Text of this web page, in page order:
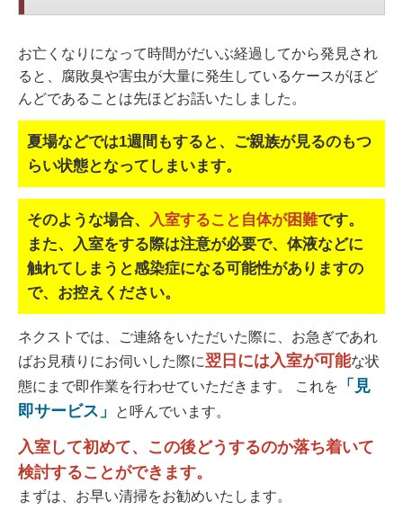
お亡くなりになって時間がだいぶ経過してから発見され
ると、腐敗臭や害虫が大量に発生しているケースがほど
んどであることは先ほどお話いたしました。
夏場などでは1週間もすると、ご親族が見るのもつ
らい状態となってしまいます。
そのような場合、 入室すること自体が困難です。
また、入室をする際は注意が必要で、 体液などに
触れてしまうと感染症になる可能性がありますの
で、お控えください。
ネクストでは、ご連絡をいただいた際に、お急ぎであれ
ばお見積りにお伺いした際に翌日には入室が可能な状
態にまで即作業を行わせていただきます。 これを
「見
即サービス」
と呼んでいます。
入室して初めて、この後どうするのか落ち着いて
検討することができます。
まずは、お早い清掃をお勧めいたします。